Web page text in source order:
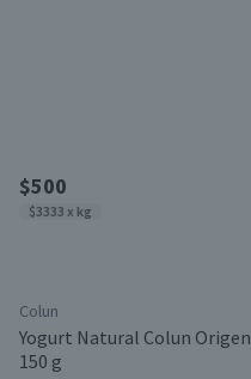
$500
$3333 x kg
Colun
Yogurt Natural Colun Origen
150 g